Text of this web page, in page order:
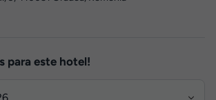
para este hotel!